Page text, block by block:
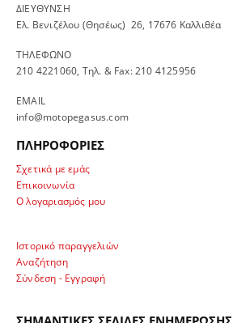
ΔΙΕΥΘΥΝΣΗ
Ελ. Βενιζέλου (Θησέως) 26, 17676 Καλλιθέα
ΤΗΛΕΦΩΝΟ
210 4221060, Τηλ. & Fax: 210 4125956
EMAIL
info@motopegasus.com
ΠΛΗΡΟΦΟΡΙΕΣ
Σχετικά με εμάς
Επικοινωνία
Ο λογαριασμός μου
Ιστορικό παραγγελιών
Αναζήτηση
Σύνδεση - Εγγραφή